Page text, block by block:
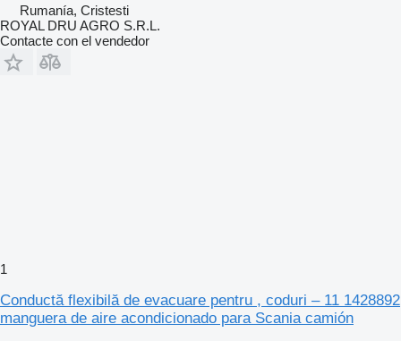
Rumanía, Cristesti
ROYAL DRU AGRO S.R.L.
Contacte con el vendedor
1
Conductă flexibilă de evacuare pentru , coduri – 11 1428892
manguera de aire acondicionado para Scania camión